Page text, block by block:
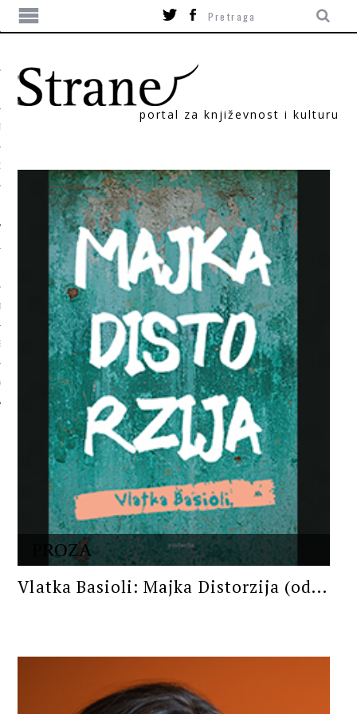
portal za književnost i kulturu
PROZA
Vlatka Basioli: Majka Distorzija (od...